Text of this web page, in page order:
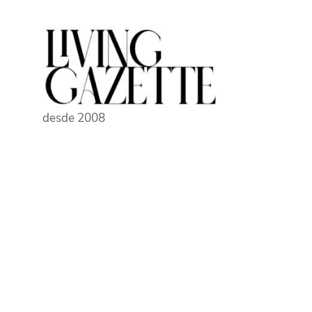
conteúdo
desde 2008